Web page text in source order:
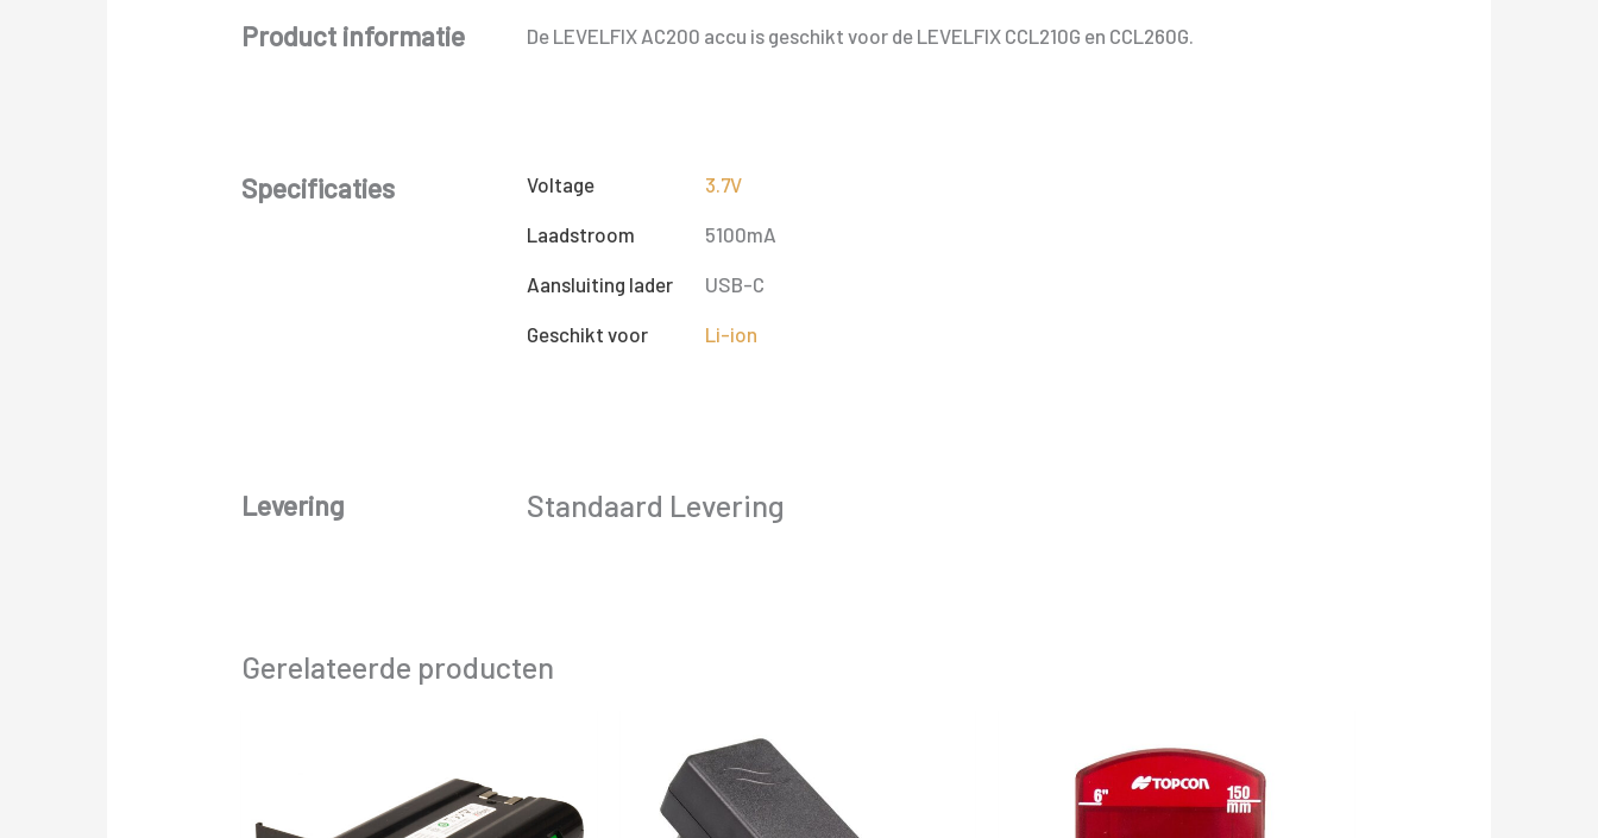
Product informatie De LEVELFIX AC200 accu is geschikt voor de LEVELFIX CCL210G en CCL260G.
Specificaties Voltage 3.7V
Laadstroom 5100mA
Aansluiting lader USB-C
Geschikt voor Li-ion
Levering Standaard Levering
Gerelateerde producten